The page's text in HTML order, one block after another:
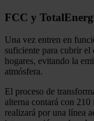
FCC y
Una vez entren en
suficiente para cubrir el
hogares, evitando la
atmósfera.
El proceso de
alterna contará con 210
realizará por una línea